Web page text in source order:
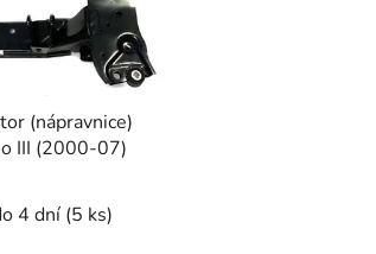
(nápravnice)
III (2000-07)
4 dní (5 ks)